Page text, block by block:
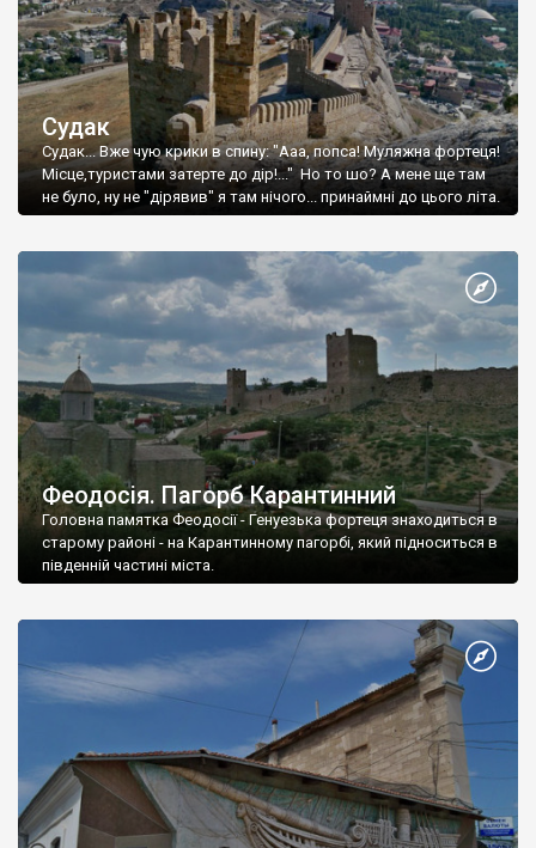
Судак
Судак... Вже чую крики в спину: "Ааа, попса! Муляжна фортеця!
Місце,туристами затерте до дір!..." Но то шо? А мене ще там
не було, ну не "дірявив" я там нічого... принаймні до цього літа.
Феодосія. Пагорб Карантинний
Головна памятка Феодосії - Генуезька фортеця знаходиться в
старому районі - на Карантинному пагорбі, який підноситься в
південній частині міста.